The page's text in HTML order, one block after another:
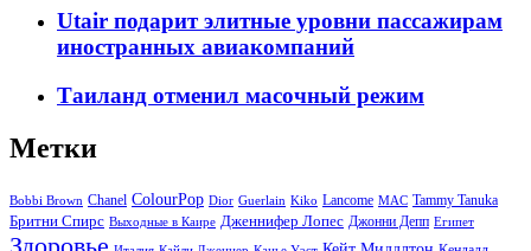
Utair подарит элитные уровни пассажирам
иностранных авиакомпаний
Таиланд отменил масочный режим
Метки
Bobbi Brown Chanel ColourPop Dior Guerlain Kiko Lancome MAC Tammy Tanuka
Бритни Спирс Выходные в Каире Дженнифер Лопес Джонни Депп Египет